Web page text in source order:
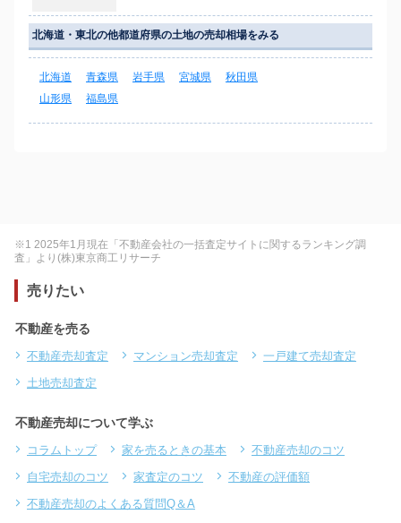
北海道・東北の他都道府県の土地の売却相場をみる
北海道 青森県 岩手県 宮城県
秋田県
山形県
福島県
※1 2025年1月現在「不動産会社の一括査定サイトに関するランキング調
査」より(株)東京商工リサーチ
売りたい
不動産を売る
不動産売却査定 マンション売却査定
一戸建て売却査定
土地売却査定
不動産売却について学ぶ
コラムトップ 家を売るときの基本
不動産売却のコツ
自宅売却のコツ
家査定のコツ
不動産の評価額
不動産売却のよくある質問Q＆A